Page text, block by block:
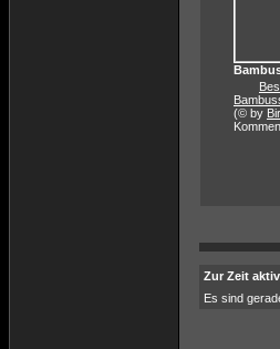
(© by
Zur Zeit
Es sind